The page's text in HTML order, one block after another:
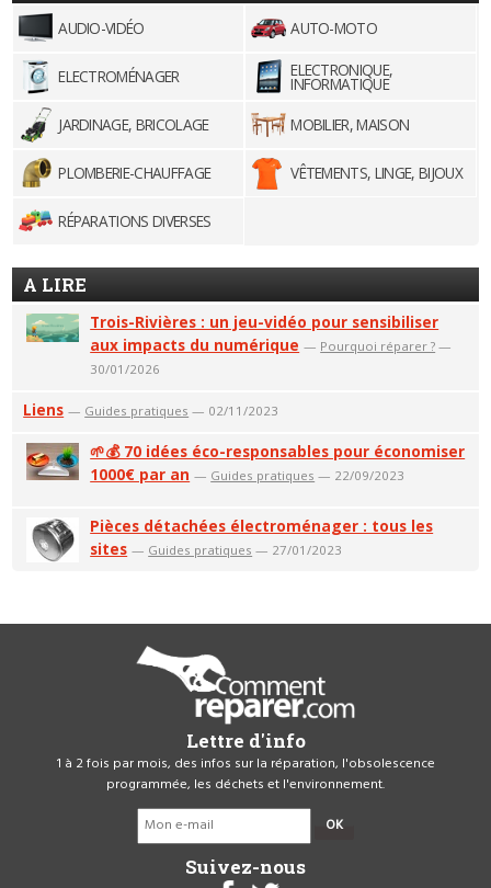
AUDIO-VIDÉO AUTO-MOTO
ELECTROMÉNAGER ELECTRONIQUE,
INFORMATIQUE
JARDINAGE, BRICOLAGE
MOBILIER, MAISON
PLOMBERIE-CHAUFFAGE VÊTEMENTS, LINGE, BIJOUX
RÉPARATIONS DIVERSES
A LIRE
Trois-Rivières : un jeu-vidéo pour sensibiliser
aux impacts du numérique — Pourquoi réparer ? —
30/01/2026
Liens — Guides pratiques — 02/11/2023
🌱💰 70 idées éco-responsables pour économiser
1000€ par an — Guides pratiques — 22/09/2023
Pièces détachées électroménager : tous les
sites — Guides pratiques — 27/01/2023
Lettre d'info
1 à 2 fois par mois, des infos sur la réparation, l'obsolescence
programmée, les déchets et l'environnement.
OK
Suivez-nous